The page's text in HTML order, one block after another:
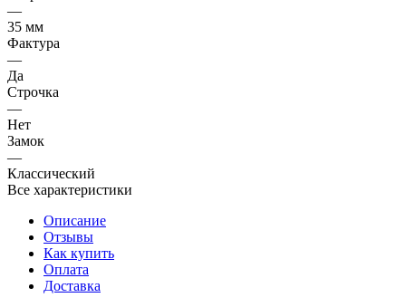
—
35 мм
Фактура
—
Да
Строчка
—
Нет
Замок
—
Классический
Все характеристики
Описание
Отзывы
Как купить
Оплата
Доставка